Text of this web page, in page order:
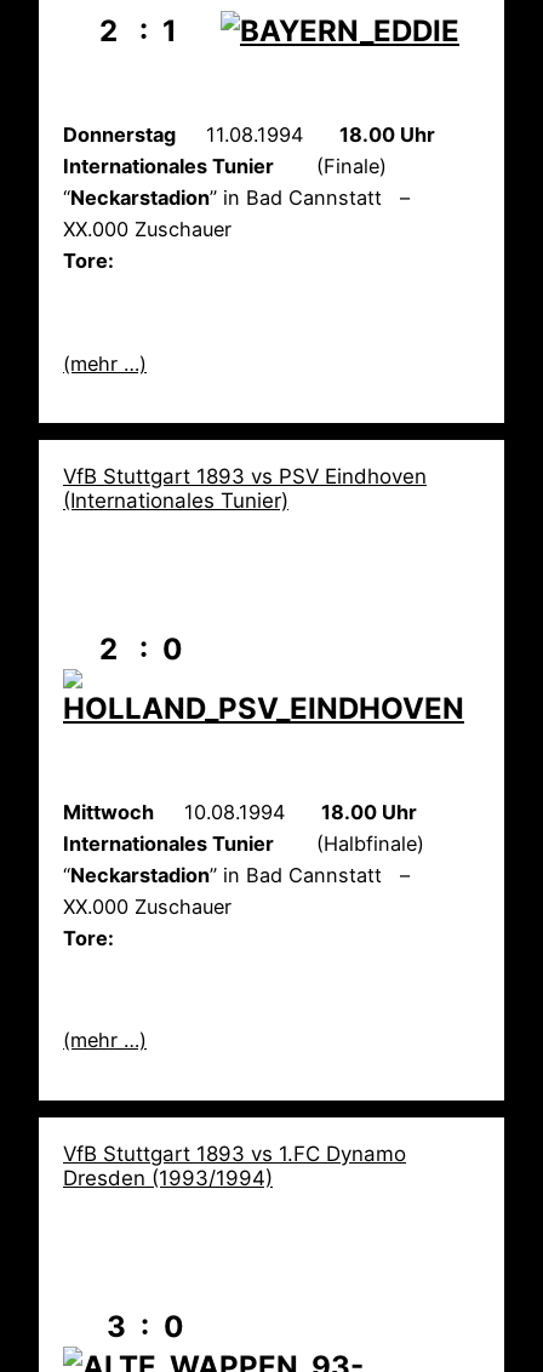
2 : 1
Donnerstag 11.08.1994 18.00 Uhr
Internationales Tunier (Finale)
“Neckarstadion” in Bad Cannstatt –
XX.000 Zuschauer
Tore:
(mehr …)
VfB Stuttgart 1893 vs PSV Eindhoven
(Internationales Tunier)
2 : 0
Mittwoch 10.08.1994 18.00 Uhr
Internationales Tunier (Halbfinale)
“Neckarstadion” in Bad Cannstatt –
XX.000 Zuschauer
Tore:
(mehr …)
VfB Stuttgart 1893 vs 1.FC Dynamo
Dresden (1993/1994)
3 : 0